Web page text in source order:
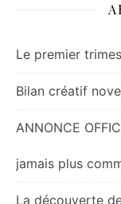
Le premier
Bilan créatif
ANNONCE
jamais plus
La découverte